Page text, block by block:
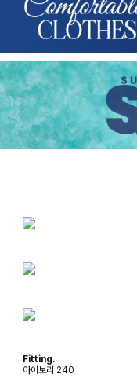
Fitting.
아이보리 240